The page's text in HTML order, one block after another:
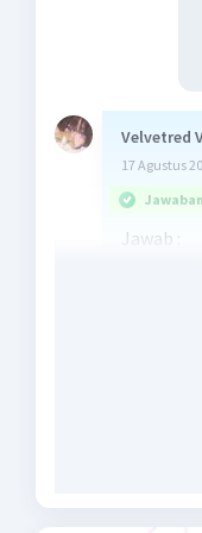
Velvetred
17 Agustus
Jawab :
pot. Jadi
Beri